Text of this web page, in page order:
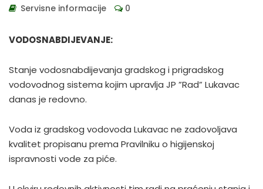
Servisne informacije
0
VODOSNABDIJEVANJE:
Stanje vodosnabdijevanja gradskog i prigradskog
vodovodnog sistema kojim upravlja JP ”Rad” Lukavac
danas je redovno.
Voda iz gradskog vodovoda Lukavac ne zadovoljava
kvalitet propisanu prema Pravilniku o higijenskoj
ispravnosti vode za piće.